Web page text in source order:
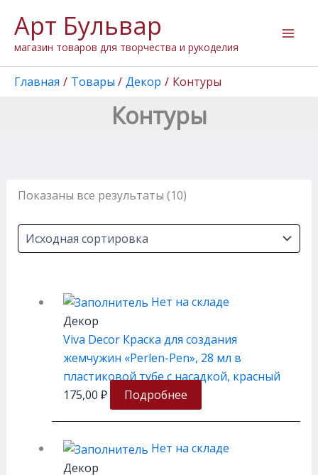
содержимому
Арт Бульвар
магазин товаров для творчества и рукоделия
Главная Товары Декор Контуры
Контуры
Показаны все результаты (10)
Нет на складе
Декор
Viva Decor Краска для создания
жемчужин «Perlen-Pen», 28 мл в
пластиковой тубе с насадкой, красный
175,00 ₽ Подробнее
Нет на складе
Декор